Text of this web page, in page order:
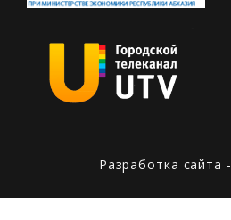
Разработка сайта -